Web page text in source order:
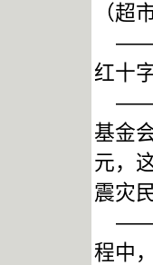
（超
——
红十
——
基金
元，
震灾
——
程中